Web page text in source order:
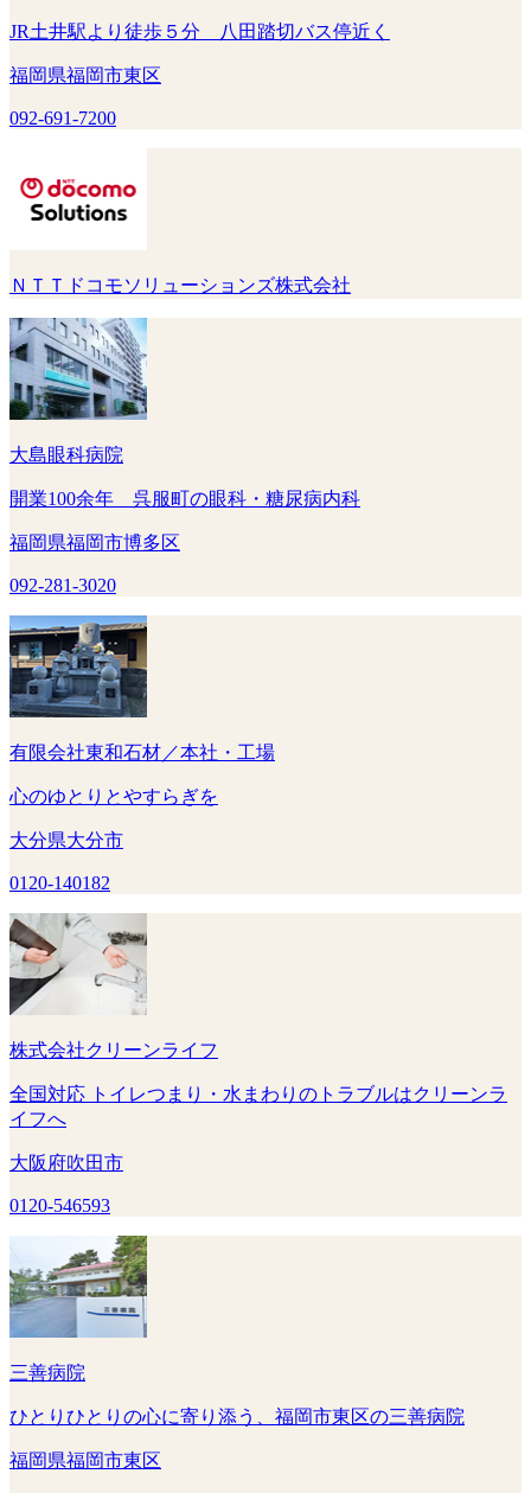
JR土井駅より徒歩５分 八田踏切バス停近く
福岡県福岡市東区
092-691-7200
ＮＴＴドコモソリューションズ株式会社
大島眼科病院
開業100余年 呉服町の眼科・糖尿病内科
福岡県福岡市博多区
092-281-3020
有限会社東和石材／本社・工場
心のゆとりとやすらぎを
大分県大分市
0120-140182
株式会社クリーンライフ
全国対応 トイレつまり・水まわりのトラブルはクリーンラ
イフへ
大阪府吹田市
0120-546593
三善病院
ひとりひとりの心に寄り添う、福岡市東区の三善病院
福岡県福岡市東区